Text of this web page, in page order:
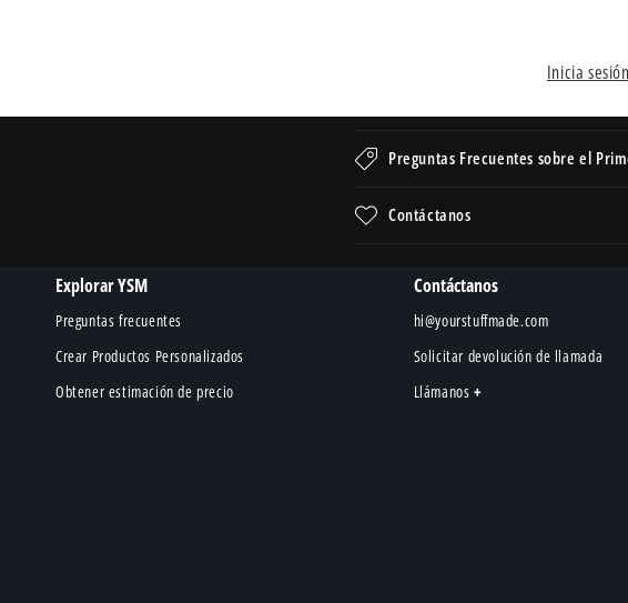
Inicia sesión
C
o
n
Preguntas Frecuentes sobre el
Contáctanos
Explorar YSM
Preguntas frecuentes
Crear Productos Personalizados
Obtener estimación de precio
Contáctanos
hi@yourstuffmade.com
Solicitar devolución de llamada
Llámanos